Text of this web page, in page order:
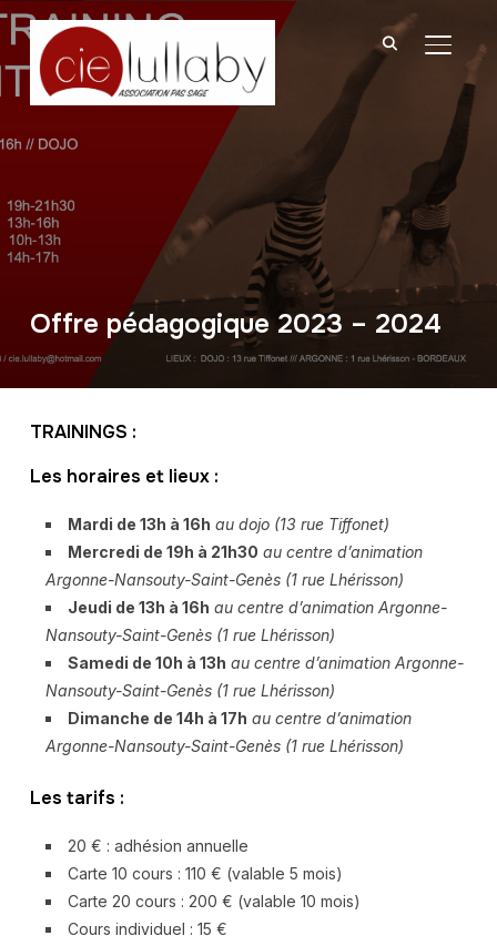
Offre pédagogique 2023 – 2024
TRAININGS :
Les horaires et lieux :
Mardi de 13h à 16h au dojo (13 rue Tiffonet)
Mercredi de 19h à 21h30 au centre d’animation
Argonne-Nansouty-Saint-Genès (1 rue Lhérisson)
Jeudi de 13h à 16h au centre d’animation Argonne-
Nansouty-Saint-Genès (1 rue Lhérisson)
Samedi de 10h à 13h au centre d’animation Argonne-
Nansouty-Saint-Genès (1 rue Lhérisson)
Dimanche de 14h à 17h au centre d’animation
Argonne-Nansouty-Saint-Genès (1 rue Lhérisson)
Les tarifs :
20 € : adhésion annuelle
Carte 10 cours : 110 € (valable 5 mois)
Carte 20 cours : 200 € (valable 10 mois)
Cours individuel : 15 €